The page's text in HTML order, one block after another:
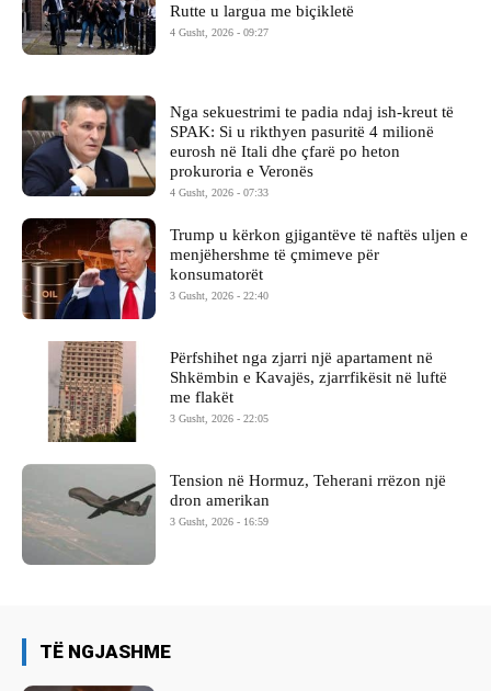
Rutte u largua me biçikletë
4 Gusht, 2026 - 09:27
Nga sekuestrimi te padia ndaj ish-kreut të
SPAK: Si u rikthyen pasuritë 4 milionë
eurosh në Itali dhe çfarë po heton
prokuroria e Veronës
4 Gusht, 2026 - 07:33
Trump u kërkon gjigantëve të naftës uljen e
menjëhershme të çmimeve për
konsumatorët
3 Gusht, 2026 - 22:40
Përfshihet nga zjarri një apartament në
Shkëmbin e Kavajës, zjarrfikësit në luftë
me flakët
3 Gusht, 2026 - 22:05
Tension në Hormuz, Teherani rrëzon një
dron amerikan
3 Gusht, 2026 - 16:59
TË NGJASHME